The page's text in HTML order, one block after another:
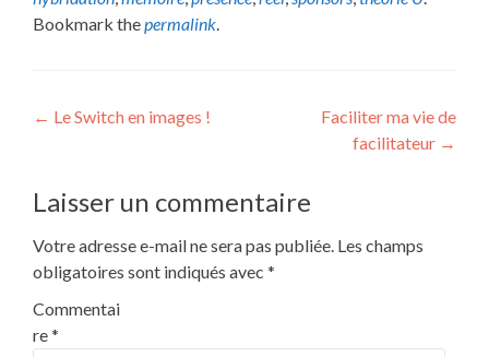
Bookmark thepermalink
Post
← Le Switch en images !
Faciliter ma vie de
facilitateur →
Laisser un commentaire
Votre adresse e-mail ne sera pas publiée. Les champs
obligatoires sont indiqués avec *
Commentai
re*